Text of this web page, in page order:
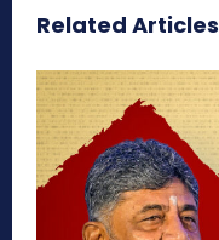
Related Articles